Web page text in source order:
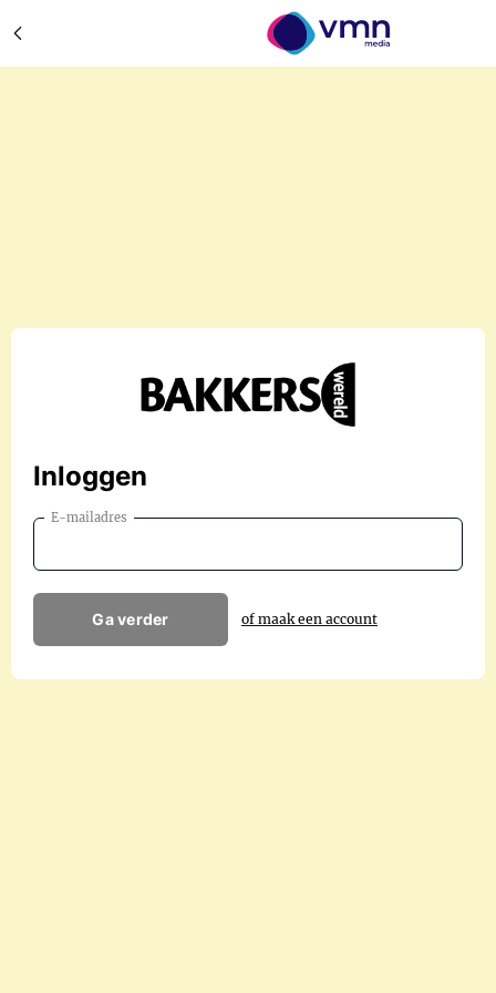
Inloggen
E-mailadres
Ga verder of maak een account